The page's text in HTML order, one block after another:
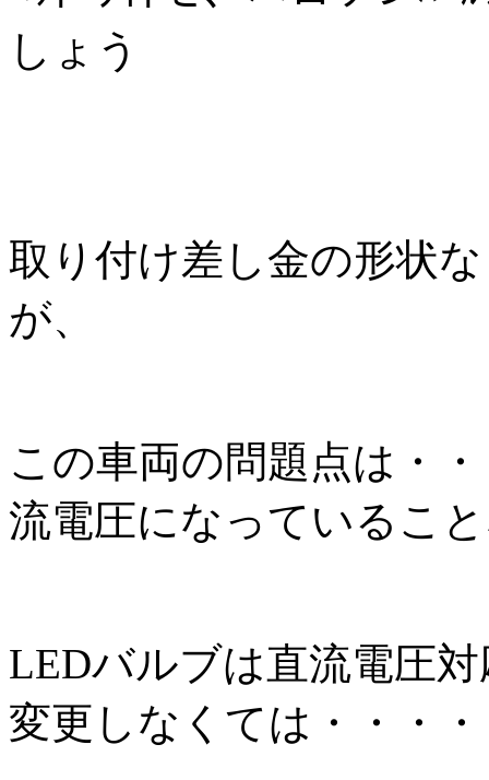
しょう
取り付け差し金の形状
が、
この車両の問題点は・
流電圧になっているこ
LEDバルブは直流電圧
変更しなくては・・・